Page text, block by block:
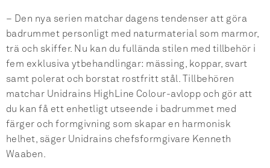
– Den nya serien matchar dagens tendenser att göra
badrummet personligt med naturmaterial som marmor,
trä och skiffer. Nu kan du fullända stilen med tillbehör i
fem exklusiva ytbehandlingar: mässing, koppar, svart
samt polerat och borstat rostfritt stål. Tillbehören
matchar Unidrains HighLine Colour-avlopp och gör att
du kan få ett enhetligt utseende i badrummet med
färger och formgivning som skapar en harmonisk
helhet, säger Unidrains chefsformgivare Kenneth
Waaben.